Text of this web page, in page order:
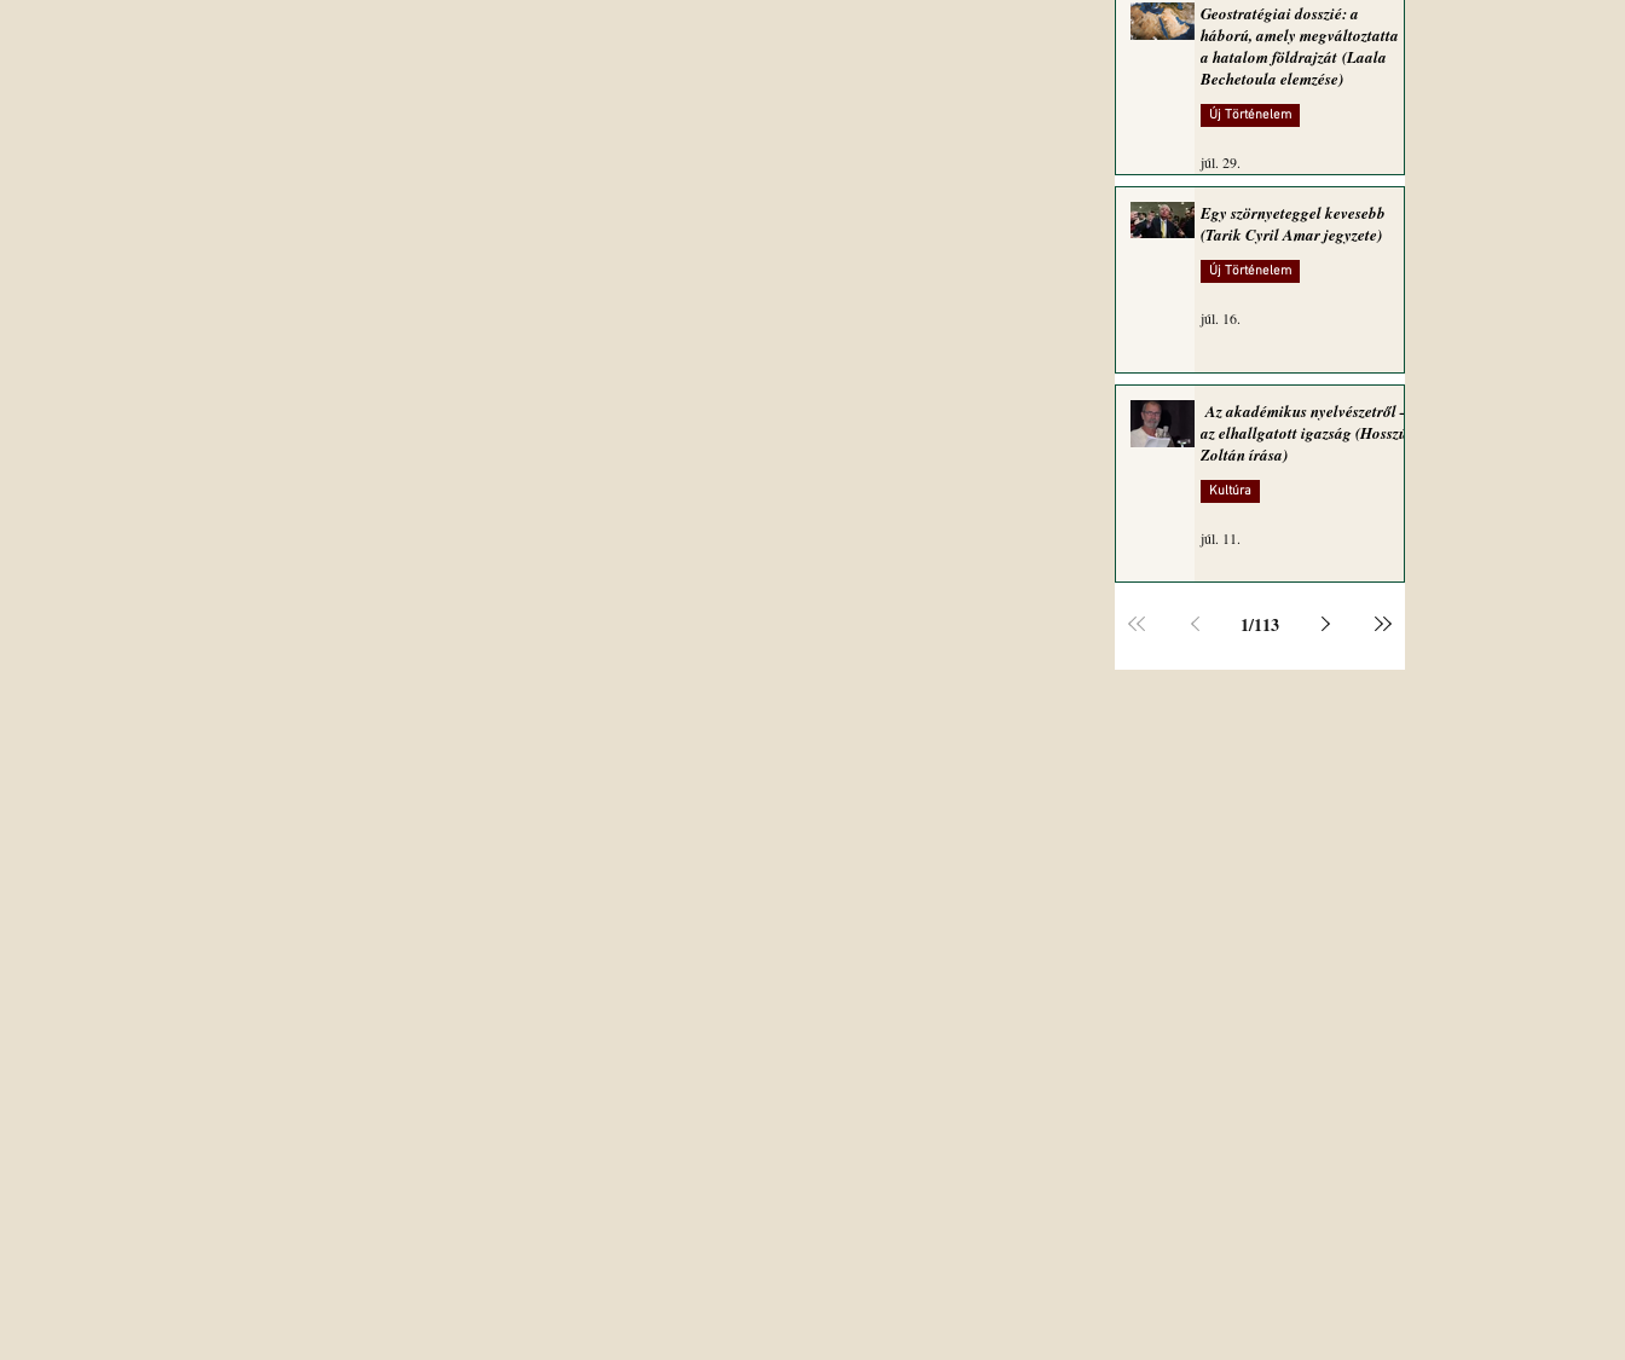
Geostratégiai dosszié: a
háború, amely megváltoztatta
a hatalom földrajzát (Laala
Bechetoula elemzése)
Új Történelem
júl. 29.
Egy szörnyeteggel kevesebb
(Tarik Cyril Amar jegyzete)
Új Történelem
júl. 16.
Az akadémikus nyelvészetről –
az elhallgatott igazság (Hosszú
Zoltán írása)
Kultúra
júl. 11.
1/113